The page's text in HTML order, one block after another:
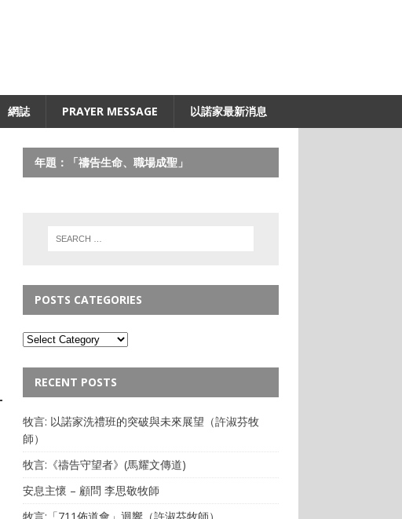
網誌 PRAYER MESSAGE 以諾家最新消息
年題：「禱告生命、職場成聖」
POSTS CATEGORIES
RECENT POSTS
牧言: 以諾家洗禮班的突破與未來展望（許淑芬牧
師）
牧言:《禱告守望者》(馬耀文傳道)
安息主懷 – 顧問 李思敬牧師
牧言:「711佈道會」迴響（許淑芬牧師）